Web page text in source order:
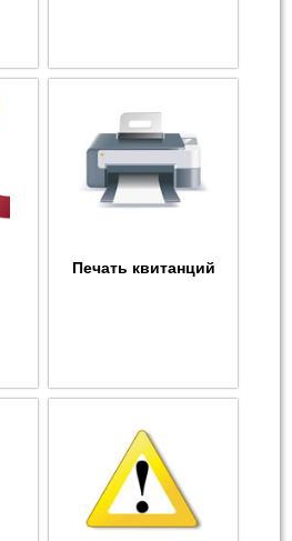
Печать квитанций